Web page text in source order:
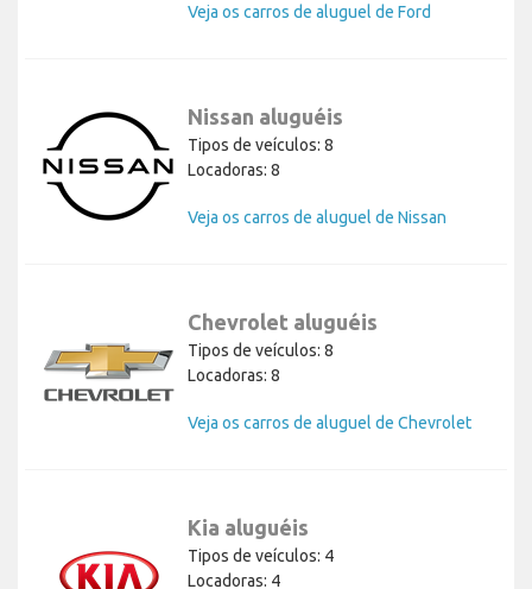
Veja os carros de aluguel de Ford
Nissan aluguéis
Tipos de veículos: 8
Locadoras: 8
Veja os carros de aluguel de Nissan
Chevrolet aluguéis
Tipos de veículos: 8
Locadoras: 8
Veja os carros de aluguel de Chevrolet
Kia aluguéis
Tipos de veículos: 4
Locadoras: 4